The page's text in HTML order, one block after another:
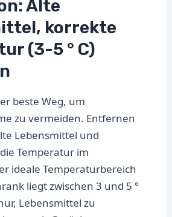
Alte
korrekte
(3-5 ° C)
beste Weg, um
zu vermeiden. Entfernen
Lebensmittel und
Temperatur im
ideale Temperaturbereich
liegt zwischen 3 und 5 °
Lebensmittel zu